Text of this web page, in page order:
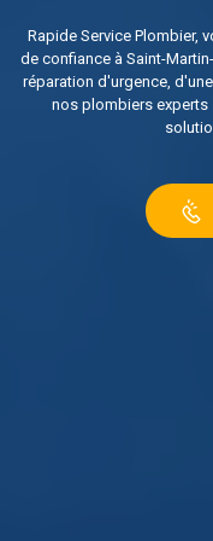
Rapide Service Plombier,
de confiance à Saint-
réparation d'urgence,
nos plombiers experts